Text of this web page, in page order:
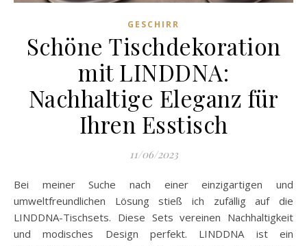
GESCHIRR
Schöne Tischdekoration
mit LINDDNA:
Nachhaltige Eleganz für
Ihren Esstisch
11/06/2023
Bei meiner Suche nach einer einzigartigen und
umweltfreundlichen Lösung stieß ich zufällig auf die
LINDDNA-Tischsets. Diese Sets vereinen Nachhaltigkeit
und modisches Design perfekt. LINDDNA ist ein